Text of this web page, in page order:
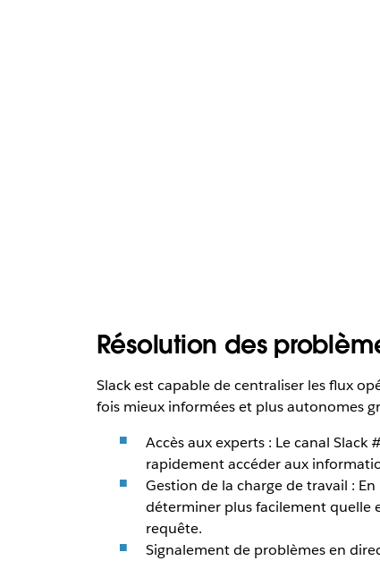
Résolution des
Slack est capable de centraliser les flux
fois mieux informées et plus autonomes
Accès aux experts : Le canal
rapidement accéder aux
Gestion de la charge de travail :
déterminer plus facilement quelle
requête.
Signalement de problèmes en